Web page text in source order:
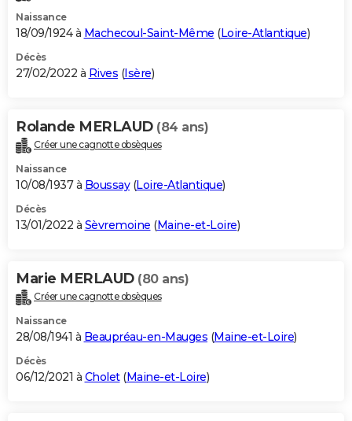
Naissance
18/09/1924 à Machecoul-Saint-Même (Loire-Atlantique)
Décès
27/02/2022 à Rives (Isère)
Rolande MERLAUD (84 ans)
Créer une cagnotte obsèques
Naissance
10/08/1937 à Boussay(Loire-Atlantique)
Décès
13/01/2022 à Sèvremoine (Maine-et-Loire)
Marie MERLAUD (80 ans)
Créer une cagnotte obsèques
Naissance
28/08/1941 à Beaupréau-en-Mauges (Maine-et-Loire)
Décès
06/12/2021 à Cholet(Maine-et-Loire)